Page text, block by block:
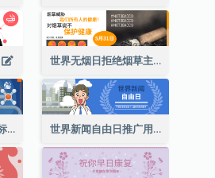
世界无烟日拒绝烟草主题短信标题
世界手部卫生日电邮标题 世界新闻自由日推广用电邮标题